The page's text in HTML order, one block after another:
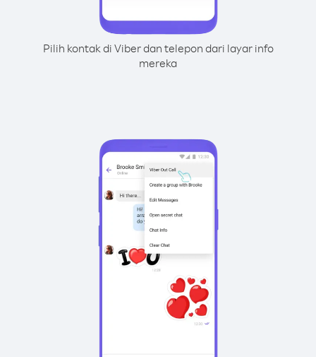
Pilih kontak di Viber dan telepon dari layar info
mereka